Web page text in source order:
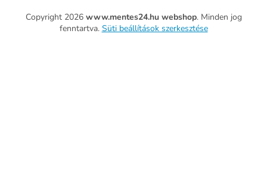
Copyright 2026 www.mentes24.hu webshop. Minden jog
fenntartva. Süti beállítások szerkesztése